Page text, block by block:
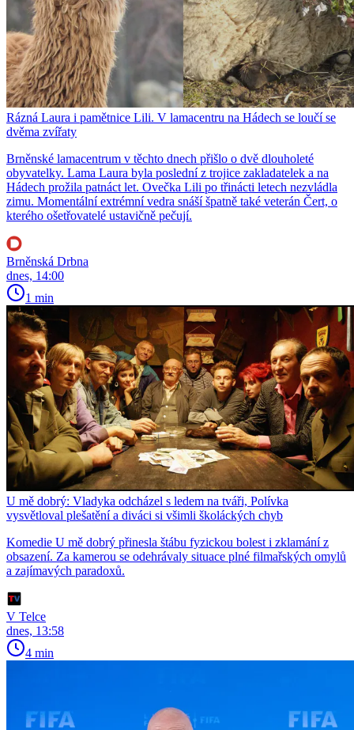
Rázná Laura i pamětnice Lili. V lamacentru na Hádech se loučí se
dvěma zvířaty
Brněnské lamacentrum v těchto dnech přišlo o dvě dlouholeté
obyvatelky. Lama Laura byla poslední z trojice zakladatelek a na
Hádech prožila patnáct let. Ovečka Lili po třinácti letech nezvládla
zimu. Momentální extrémní vedra snáší špatně také veterán Čert, o
kterého ošetřovatelé ustavičně pečují.
Brněnská Drbna
dnes, 14:00
1 min
U mě dobrý: Vladyka odcházel s ledem na tváři, Polívka
vysvětloval plešatění a diváci si všimli školáckých chyb
Komedie U mě dobrý přinesla štábu fyzickou bolest i zklamání z
obsazení. Za kamerou se odehrávaly situace plné filmařských omylů
a zajímavých paradoxů.
V Telce
dnes, 13:58
4 min